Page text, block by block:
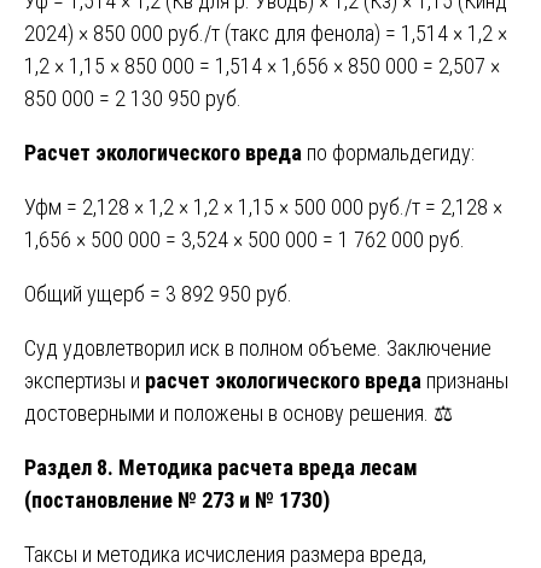
2024) × 850 000 руб./т (такс для фенола) = 1,514 × 1,2 ×
1,2 × 1,15 × 850 000 = 1,514 × 1,656 × 850 000 = 2,507 ×
850 000 = 2 130 950 руб.
Расчет экологического вреда по формальдегиду:
Уфм = 2,128 × 1,2 × 1,2 × 1,15 × 500 000 руб./т = 2,128 ×
1,656 × 500 000 = 3,524 × 500 000 = 1 762 000 руб.
Общий ущерб = 3 892 950 руб.
Суд удовлетворил иск в полном объеме. Заключение
экспертизы и расчет экологического вреда признаны
достоверными и положены в основу решения. ⚖️
Раздел 8. Методика расчета вреда лесам
(постановление № 273 и № 1730)
Таксы и методика исчисления размера вреда,